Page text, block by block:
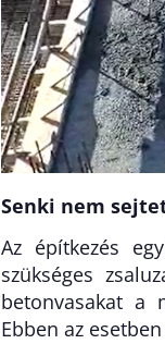
Senki nem
Az építkezés
szükséges
betonvasakat a
Ebben az